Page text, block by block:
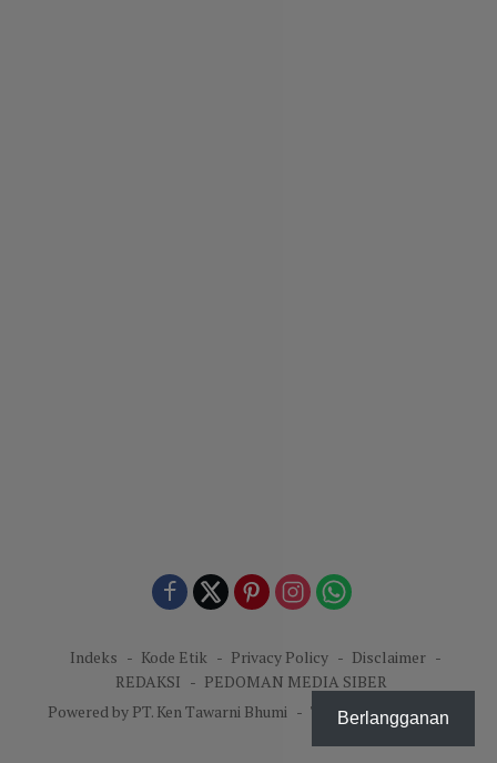
Indeks Kode Etik Privacy Policy
Disclaimer
REDAKSI
PEDOMAN MEDIA SIBER
Powered by PT. Ken Tawarni Bhumi - Theme: KenNews.id.
Berlangganan